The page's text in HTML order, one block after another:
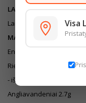
LAIKYMO SĄLYGOS
Laikyti (0÷+6)˚C
MAISTINĖ VERTĖ (100G)
Energinė vertė 658kJ/
Riebalai 9g
- iš kurių sočiųjų riebalų
Angliavandeniai 2.7g
Visa